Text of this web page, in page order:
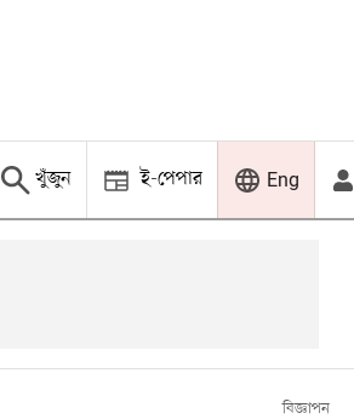
খুঁজুন ই-পেপার Eng